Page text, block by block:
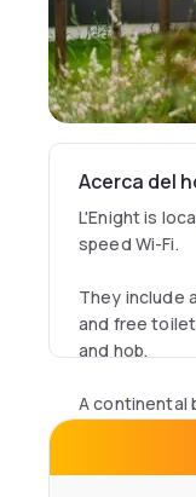
Acerca del
L'Enight is
speed Wi-Fi.
They include
and free
and hob.
A continental